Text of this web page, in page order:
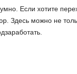
Если хотите
Здесь можно не